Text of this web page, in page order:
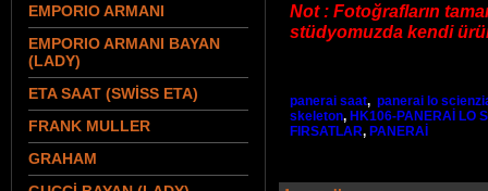
EMPORIO ARMANI
EMPORIO ARMANI BAYAN
(LADY)
ETA SAAT (SWİSS ETA)
FRANK MULLER
GRAHAM
Not : Fotoğrafların
stüdyomuzda kendi
panerai saat, panerai lo
skeleton, HK106-PANERAİ LO
FIRSATLAR, PANERAİ